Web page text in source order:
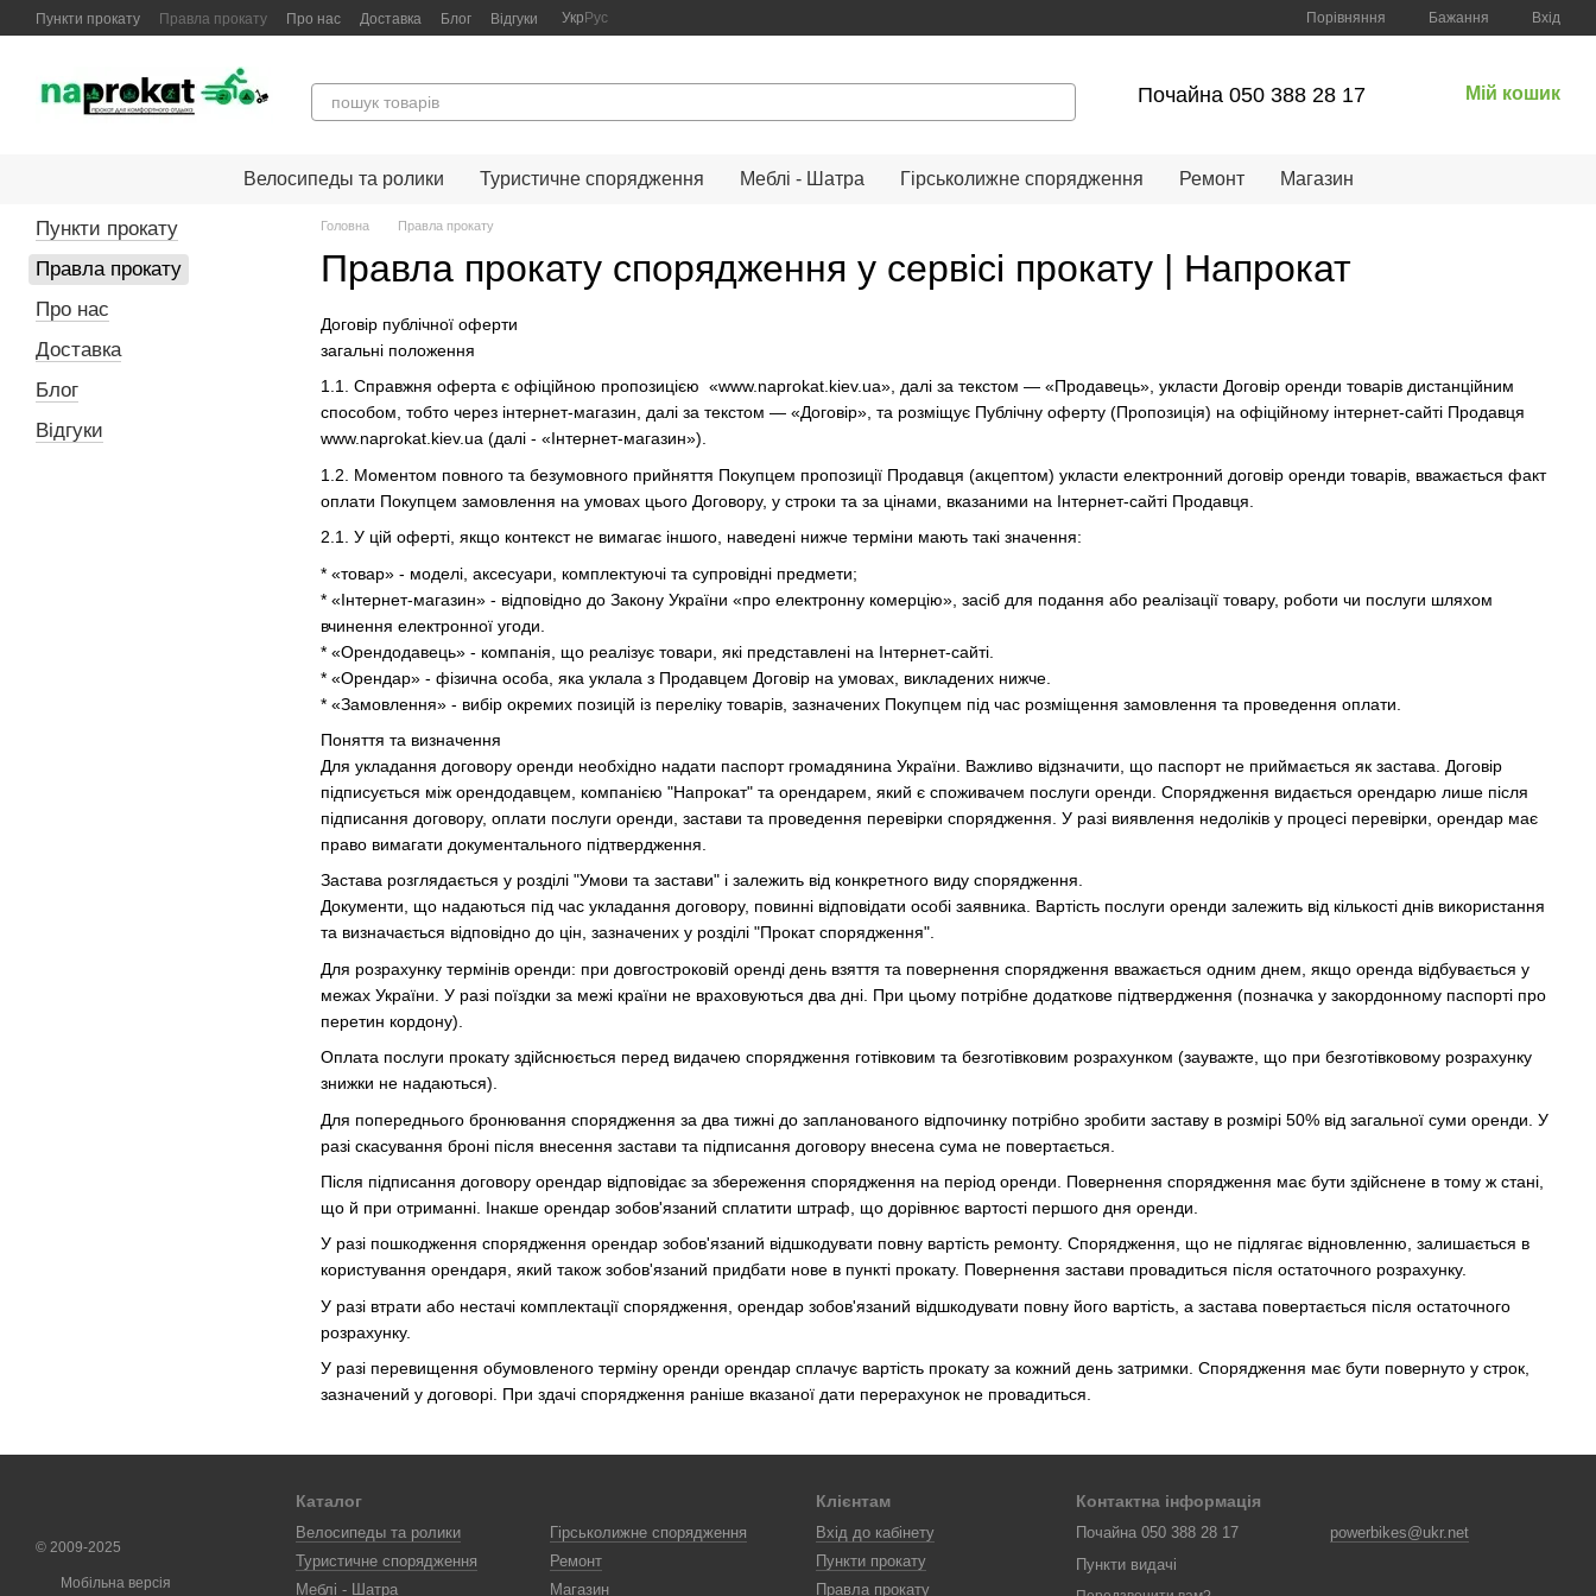
Перейти до основного контенту
Пункти прокату Правла прокату Про нас Доставка Блог Відгуки Укр Рус Порівняння Бажання Вхід
Почайна 050 388 28 17 Мій кошик
Велосипеды та ролики Туристичне спорядження Меблі - Шатра Гірськолижне спорядження Ремонт Магазин
Головна Правла прокату
Правла прокату спорядження у сервісі прокату | Напрокат
Договір публічної оферти
загальні положення
1.1. Справжня оферта є офіційною пропозицією «www.naprokat.kiev.ua», далі за текстом — «Продавець», укласти Договір оренди товарів дистанційним
способом, тобто через інтернет-магазин, далі за текстом — «Договір», та розміщує Публічну оферту (Пропозиція) на офіційному інтернет-сайті Продавця
www.naprokat.kiev.ua (далі - «Інтернет-магазин»).
1.2. Моментом повного та безумовного прийняття Покупцем пропозиції Продавця (акцептом) укласти електронний договір оренди товарів, вважається факт
оплати Покупцем замовлення на умовах цього Договору, у строки та за цінами, вказаними на Інтернет-сайті Продавця.
2.1. У цій оферті, якщо контекст не вимагає іншого, наведені нижче терміни мають такі значення:
* «товар» - моделі, аксесуари, комплектуючі та супровідні предмети;
* «Інтернет-магазин» - відповідно до Закону України «про електронну комерцію», засіб для подання або реалізації товару, роботи чи послуги шляхом
вчинення електронної угоди.
* «Орендодавець» - компанія, що реалізує товари, які представлені на Інтернет-сайті.
* «Орендар» - фізична особа, яка уклала з Продавцем Договір на умовах, викладених нижче.
* «Замовлення» - вибір окремих позицій із переліку товарів, зазначених Покупцем під час розміщення замовлення та проведення оплати.
Поняття та визначення
Для укладання договору оренди необхідно надати паспорт громадянина України. Важливо відзначити, що паспорт не приймається як застава. Договір
підписується між орендодавцем, компанією "Напрокат" та орендарем, який є споживачем послуги оренди. Спорядження видається орендарю лише після
підписання договору, оплати послуги оренди, застави та проведення перевірки спорядження. У разі виявлення недоліків у процесі перевірки, орендар має
право вимагати документального підтвердження.
Застава розглядається у розділі "Умови та застави" і залежить від конкретного виду спорядження.
Документи, що надаються під час укладання договору, повинні відповідати особі заявника. Вартість послуги оренди залежить від кількості днів використання
та визначається відповідно до цін, зазначених у розділі "Прокат спорядження".
Для розрахунку термінів оренди: при довгостроковій оренді день взяття та повернення спорядження вважається одним днем, якщо оренда відбувається у
межах України. У разі поїздки за межі країни не враховуються два дні. При цьому потрібне додаткове підтвердження (позначка у закордонному паспорті про
перетин кордону).
Оплата послуги прокату здійснюється перед видачею спорядження готівковим та безготівковим розрахунком (зауважте, що при безготівковому розрахунку
знижки не надаються).
Для попереднього бронювання спорядження за два тижні до запланованого відпочинку потрібно зробити заставу в розмірі 50% від загальної суми оренди. У
разі скасування броні після внесення застави та підписання договору внесена сума не повертається.
Після підписання договору орендар відповідає за збереження спорядження на період оренди. Повернення спорядження має бути здійснене в тому ж стані,
що й при отриманні. Інакше орендар зобов'язаний сплатити штраф, що дорівнює вартості першого дня оренди.
У разі пошкодження спорядження орендар зобов'язаний відшкодувати повну вартість ремонту. Спорядження, що не підлягає відновленню, залишається в
користування орендаря, який також зобов'язаний придбати нове в пункті прокату. Повернення застави провадиться після остаточного розрахунку.
У разі втрати або нестачі комплектації спорядження, орендар зобов'язаний відшкодувати повну його вартість, а застава повертається після остаточного
розрахунку.
У разі перевищення обумовленого терміну оренди орендар сплачує вартість прокату за кожний день затримки. Спорядження має бути повернуто у строк,
зазначений у договорі. При здачі спорядження раніше вказаної дати перерахунок не провадиться.
Пункти прокату
Правла прокату
Про нас
Доставка
Блог
Відгуки
© 2009-2025
Мобільна версія
Каталог
Велосипеды та ролики
Туристичне спорядження
Меблі - Шатра
Гірськолижне спорядження
Ремонт
Магазин
Клієнтам
Вхід до кабінету
Пункти прокату
Правла прокату
Контактна інформація
Почайна 050 388 28 17
Пункти видачі
powerbikes@ukr.net